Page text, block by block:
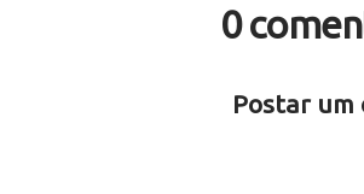
0
Postar um